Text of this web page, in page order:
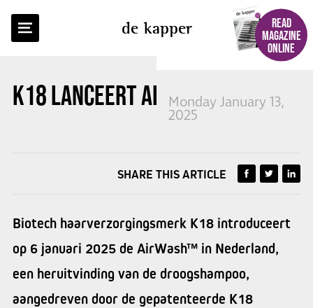
de kapper
READ
MAGAZINE
ONLINE
K18 LANCEERT AIRWASH™
Monday January 13,
2025
BACK TO OVERVIEW
SHARE THIS ARTICLE
Biotech haarverzorgingsmerk K18 introduceert
op 6 januari 2025 de AirWash™ in Nederland,
een heruitvinding van de droogshampoo,
aangedreven door de gepatenteerde K18